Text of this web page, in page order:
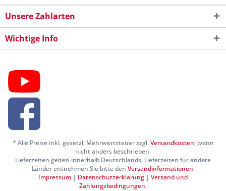
Unsere Zahlarten
Wichtige Info
* Alle Preise inkl. gesetzl. Mehrwertsteuer zzgl.Versandkosten, wenn
nicht anders beschrieben.
Lieferzeiten gelten innerhalb Deutschlands, Lieferzeiten für andere
Länder entnehmen Sie bitte den Versandinformationen.
Impressum | Datenschutzerklärung | Versand und
Zahlungsbedingungen.